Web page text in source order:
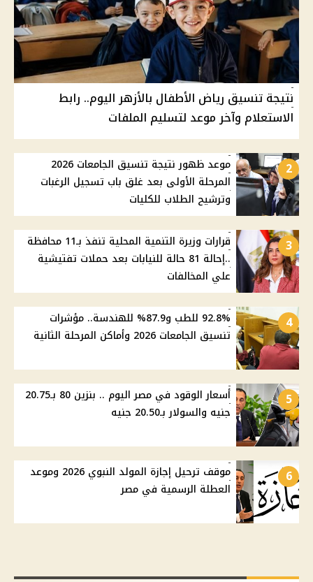
نتيجة تنسيق رياض الأطفال بالأزهر اليوم.. رابط
الاستعلام وآخر موعد لتسليم الملفات
2
موعد ظهور نتيجة تنسيق الجامعات 2026
المرحلة الأولى بعد غلق باب تسجيل الرغبات
وترشيح الطلاب للكليات
3
قرارات وزيرة التنمية المحلية تنفذ بـ11 محافظة
..إحالة 81 حالة للنيابات بعد حملات تفتيشية
علي المخالفات
4
92.8% للطب و87.9% للهندسة.. مؤشرات
تنسيق الجامعات 2026 وأماكن المرحلة الثانية
5
أسعار الوقود في مصر اليوم .. بنزين 80 بـ20.75
جنيه والسولار بـ20.50 جنيه
6
موقف ترحيل إجازة المولد النبوي 2026 وموعد
العطلة الرسمية في مصر